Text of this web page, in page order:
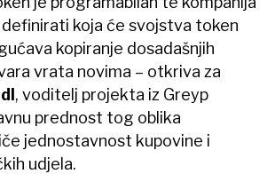
koja će svojstva token
kopiranje dosadašnjih
vrata novima – otkriva za
, voditelj projekta iz Greyp
prednost tog oblika
jednostavnost kupovine i
udjela.